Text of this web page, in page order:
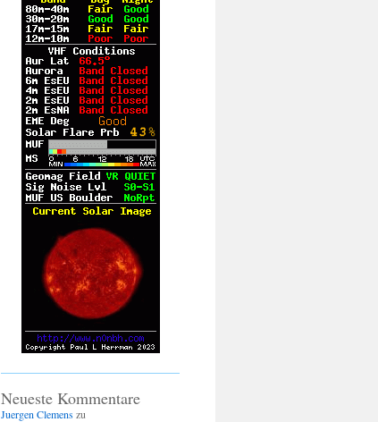
Neueste Kommentare
Juergen Clemenszu